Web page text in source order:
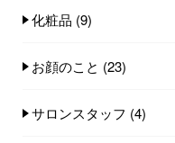
化粧品 (9)
お顔のこと (23)
サロンスタッフ (4)